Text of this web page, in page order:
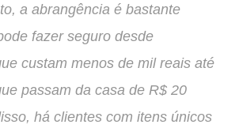
a abrangência é bastante
fazer seguro desde
custam menos de mil reais até
passam da casa de R$ 20
há clientes com itens únicos